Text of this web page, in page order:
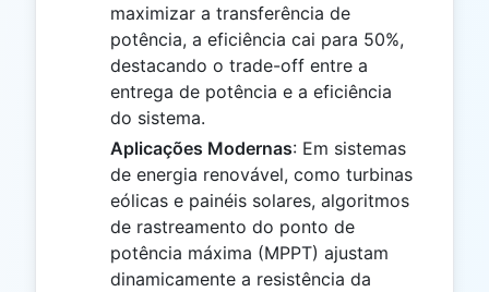
maximizar a transferência de
potência, a eficiência cai para 50%,
destacando o trade-off entre a
entrega de potência e a eficiência
do sistema.
Aplicações Modernas: Em sistemas
de energia renovável, como turbinas
eólicas e painéis solares, algoritmos
de rastreamento do ponto de
potência máxima (MPPT) ajustam
dinamicamente a resistência da